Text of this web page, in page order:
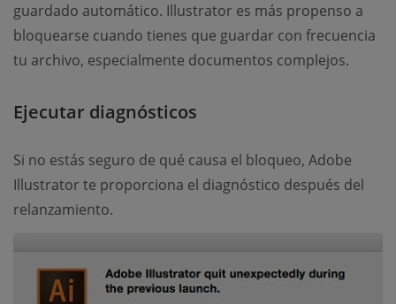
guardado automático. Illustrator es más propenso a
bloquearse cuando tienes que guardar con frecuencia
tu archivo, especialmente documentos complejos.
Ejecutar diagnósticos
Si no estás seguro de qué causa el bloqueo, Adobe
Illustrator te proporciona el diagnóstico después del
relanzamiento.